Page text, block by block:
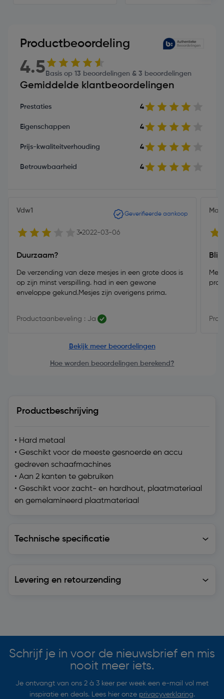
Productbeoordeling
4.5 Basis op 13 beoordelingen & 3 beoordelingen
Gemiddelde klantbeoordelingen
Prestaties 4
Eigenschappen 4
Prijs-kwaliteitverhouding 4
Betrouwbaarheid 4
Vdw1 Geverifieerde aankoop
3 2022-03-06
Duurzaam?
De verzending van deze mesjes in een grote doos is
op zijn minst verspilling. had in een gewone
enveloppe gekund.Mesjes zijn overigens prima.
Productaanbeveling : Ja
Bekijk meer beoordelingen
Hoe worden beoordelingen berekend?
Productbeschrijving
• Hard metaal
• Geschikt voor de meeste gesnoerde en accu
gedreven schaafmachines
• Aan 2 kanten te gebruiken
• Geschikt voor zacht- en hardhout, plaatmateriaal
en gemelamineerd plaatmateriaal
Technische specificatie
Levering en retourzending
Schrijf je in voor de nieuwsbrief en mis
nooit meer iets.
Je ontvangt van ons 2 à 3 keer per week een e-mail vol met
inspiratie en deals. Lees hier onze privacyverklaring.